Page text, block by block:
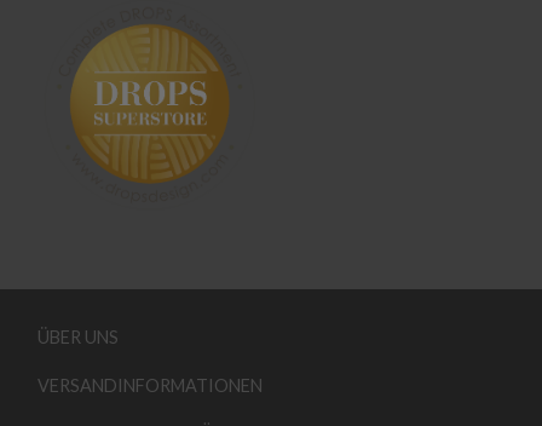
ÜBER UNS
VERSANDINFORMATIONEN